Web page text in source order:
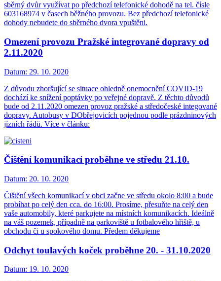
sběrný dvůr využívat po předchozí telefonické dohodě na tel. čísle
603168974 v časech běžného provozu. Bez předchozí telefonické
dohody nebudete do sběrného dvora vpuštěni.
Omezení provozu Pražské integrované dopravy od
2.11.2020
Datum: 29. 10. 2020
Z důvodu zhoršující se situace ohledně onemocnění COVID-19
dochází ke snížení poptávky po veřejné dopravě. Z těchto důvodů
bude od 2.11.2020 omezen provoz pražské a středočeské integované
dopravy. Autobusy v DObřejovicích pojednou podle prázdninových
jízních řádů. Více v článku:
Čištění komunikací proběhne ve středu 21.10.
Datum: 20. 10. 2020
Čištění všech komunikací v obci začne ve středu okolo 8:00 a bude
probíhat po celý den cca. do 16:00. Prosíme, přesuňte na celý den
vaše automobily, které parkujete na místních komunikacích. Ideálně
na váš pozemek, případně na parkoviště u fotbalového hřiště, u
obchodu či u spokového domu. Předem děkujeme
Odchyt toulavých koček proběhne 20. - 31.10.2020
Datum: 19. 10. 2020